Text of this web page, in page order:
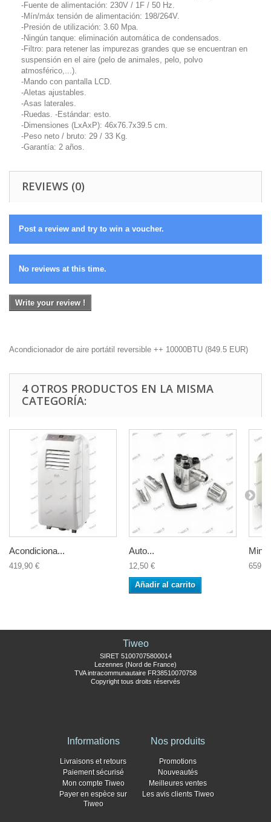
-Fuente de alimentación: 230V / 1F / 50 Hz.
-Mín/máx tensión de alimentación: 198/264V.
-Presión de utilización: 3.60 Mpa.
-Ningún tanque: eliminación automática de condensados.
-Filtro: para retener las impurezas grandes que se encuentran en
suspensión en el aire (pelo de animales, pelo, polvo
atmosférico,...).
-Mando con pantalla LCD.
-Aletas ajustables.
-Asas laterales.
-Ruedas. -Estándar: esto.
-Dimensiones (LxAxP): 46x76.7x39.5 cm.
-Peso neto / bruto: 29 / 33 Kg.
-Garantía: 2 años.
REVIEWS (0)
Post a review and try to win a voucher.
No reviews at this time.
Write your review !
Acondicionador de aire portátil reversible ++ 10000BTU (849.5 EUR)
4 OTROS PRODUCTOS EN LA MISMA
CATEGORÍA:
Acondiciona...
419,90 €
Auto...
12,50 €
Añadir al carrito
Mini
Tiweo
SIRET 51007075800014
Lezennes (Nord de France)
TVA intracommunautaire FR38510070758
Copyright tous droits réservés
Informations
Livraisons et retours
Paiement sécurisé
Mon compte Tiweo
Payer en espèce sur
Tiweo
Nos produits
Promotions
Nouveautés
Meilleures ventes
Les avis clients Tiweo